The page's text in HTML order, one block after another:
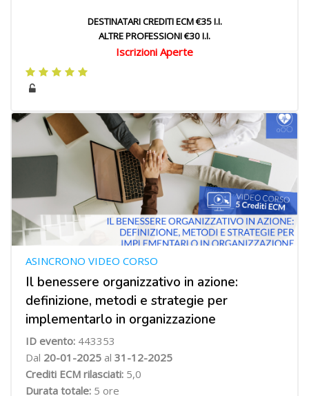
DESTINATARI CREDITI ECM €35 I.I.
ALTRE PROFESSIONI €30 I.I.
Iscrizioni Aperte
Il benessere organizzativo in azione:
definizione, metodi e strategie per
implementarlo in organizzazione
ASINCRONO VIDEO CORSO
ID evento: 443353
Dal 20-01-2025 al 31-12-2025
Crediti ECM rilasciati: 5,0
Durata totale: 5 ore